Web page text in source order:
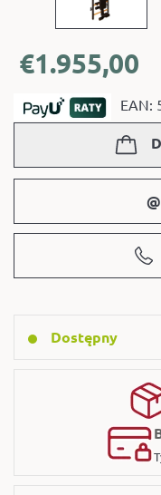
€1.955,00
EAN:
Dostępny